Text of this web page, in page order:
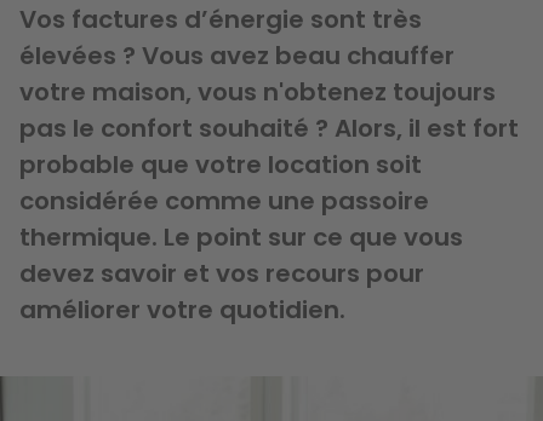
Vos factures d’énergie sont très
élevées ? Vous avez beau chauffer
votre maison, vous n'obtenez toujours
pas le confort souhaité ? Alors, il est fort
probable que votre location soit
considérée comme une passoire
thermique. Le point sur ce que vous
devez savoir et vos recours pour
améliorer votre quotidien.